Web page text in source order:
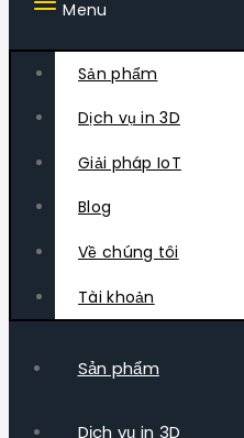
Menu
Sản phẩm
Dịch vụ in 3D
Giải pháp IoT
Blog
Về chúng tôi
Tài khoản
Sản phẩm
Dịch vụ in 3D